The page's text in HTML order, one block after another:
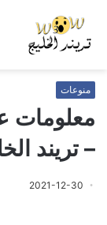
منوعات
معلومات
– تريند
2021-12-30